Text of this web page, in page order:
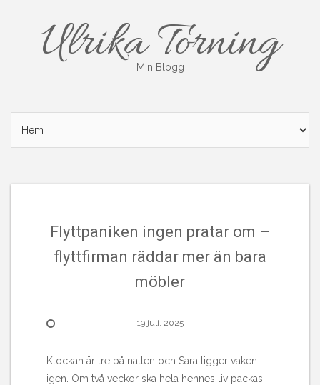
Ulrika Torning
Min Blogg
Flyttpaniken ingen pratar om –
flyttfirman räddar mer än bara
möbler
19 juli, 2025
Klockan är tre på natten och Sara ligger vaken
igen. Om två veckor ska hela hennes liv packas